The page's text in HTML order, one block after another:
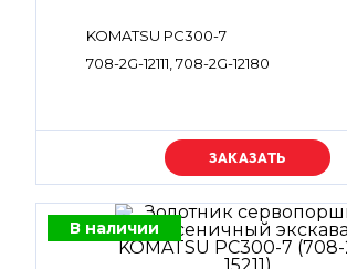
KOMATSU PC300-7
708-2G-12111, 708-2G-12180
Уточняйте цену
В наличии